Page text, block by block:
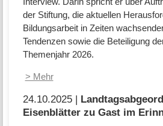
der Stiftung, die aktuellen
Bildungsarbeit in Zeiten
Tendenzen sowie die Beteiligung
Themenjahr 2026.
> Mehr
24.10.2025 |
Eisenblätter zu Gast im